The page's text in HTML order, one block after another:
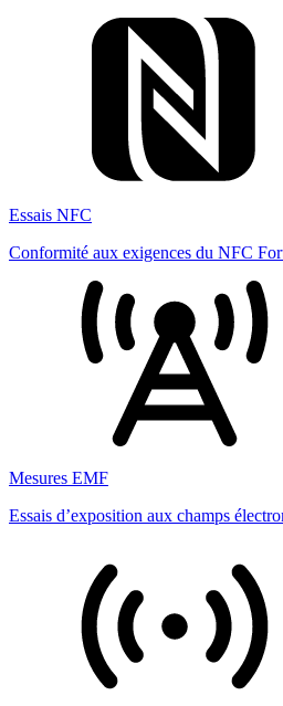
Essais NFC
Conformité aux exigences du NFC
Mesures EMF
Essais d’exposition aux champs